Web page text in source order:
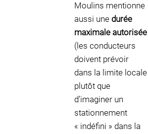
Moulins mentionne
aussi une durée
maximale autorisée
(les conducteurs
doivent prévoir
dans la limite locale
plutôt que
d’imaginer un
stationnement
« indéfini » dans la